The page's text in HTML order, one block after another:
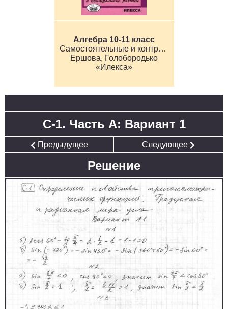
Алгебра 10-11 класс
Самостоятельные и контрольные работы
Ершова, Голобородько
«Илекса»
С-1. Часть А: Вариант 1
Предыдущее Следующее
Решение